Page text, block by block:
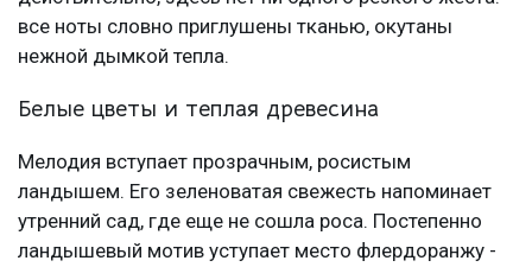
все ноты словно приглушены тканью, окутаны
нежной дымкой тепла.
Белые цветы и теплая древесина
Мелодия вступает прозрачным, росистым
ландышем. Его зеленоватая свежесть напоминает
утренний сад, где еще не сошла роса. Постепенно
ландышевый мотив уступает место флердоранжу -